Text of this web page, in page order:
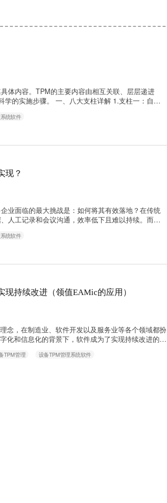
体内容。TPM的主要内容由相互关联、层层递进
学的实施步骤。 一、八大支柱详解 1.支柱一：自主
时在清洁中发现微缺陷。 发生源与困难部位对策：
统软件
现？
业面临的最大挑战是：如何将其有效落地？在传统
人工记录和会议沟通，效率低下且难以持续。而现
精准地执行。 一、系统如何支撑TPM的“全员参
统软件
持续改进（领值EAMic的应用）
念，在制造业、软件开发以及服务业等各个领域都扮
化和信息化的背景下，软件成为了实现持续改进的核
产设备的全面高效运作。在现代企业管理中，TPM
TPM管理 设备TPM管理系统软件